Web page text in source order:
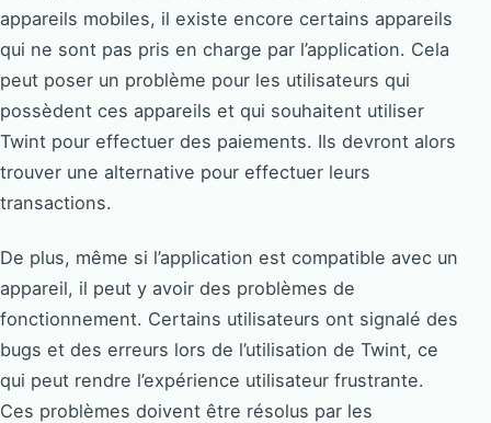
appareils mobiles, il existe encore certains appareils
qui ne sont pas pris en charge par l’application. Cela
peut poser un problème pour les utilisateurs qui
possèdent ces appareils et qui souhaitent utiliser
Twint pour effectuer des paiements. Ils devront alors
trouver une alternative pour effectuer leurs
transactions.
De plus, même si l’application est compatible avec un
appareil, il peut y avoir des problèmes de
fonctionnement. Certains utilisateurs ont signalé des
bugs et des erreurs lors de l’utilisation de Twint, ce
qui peut rendre l’expérience utilisateur frustrante.
Ces problèmes doivent être résolus par les